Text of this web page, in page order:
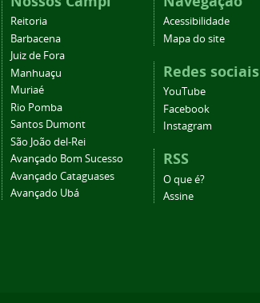
Reitoria
Barbacena
Juiz de Fora
Manhuaçu
Muriaé
Rio Pomba
Santos Dumont
São João del-Rei
Avançado Bom Sucesso
Avançado Cataguases
Avançado Ubá
Acessibilidade
Mapa do site
Redes sociais
YouTube
Facebook
Instagram
RSS
O que é?
Assine